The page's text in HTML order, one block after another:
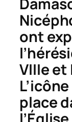
ont
VIIIe et
place